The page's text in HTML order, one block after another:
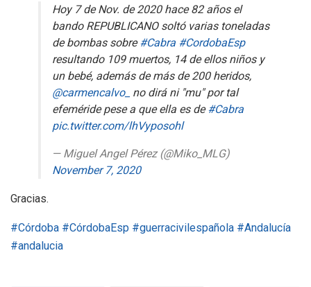
Hoy 7 de Nov. de 2020 hace 82 años el
bando REPUBLICANO soltó varias toneladas
de bombas sobre#Cabra #CordobaEsp
resultando 109 muertos, 14 de ellos niños y
un bebé, además de más de 200 heridos,
@carmencalvo_ no dirá ni "mu" por tal
efeméride pese a que ella es de#Cabra
pic.twitter.com/lhVyposohl
— Miguel Angel Pérez (@Miko_MLG)
November 7, 2020
Gracias.
#Córdoba #CórdobaEsp #guerracivilespañola #Andalucía
#andalucia